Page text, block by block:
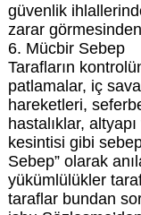
güvenlik
zarar
6. Mücbir Sebep
Tarafların
patlamalar, iç
hareketleri,
hastalıklar,
kesintisi gibi
Sebep” olarak
yükümlülükler
taraflar bundan